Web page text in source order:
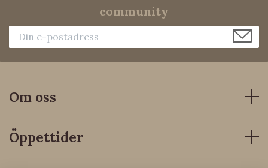
community
Om oss
Öppettider